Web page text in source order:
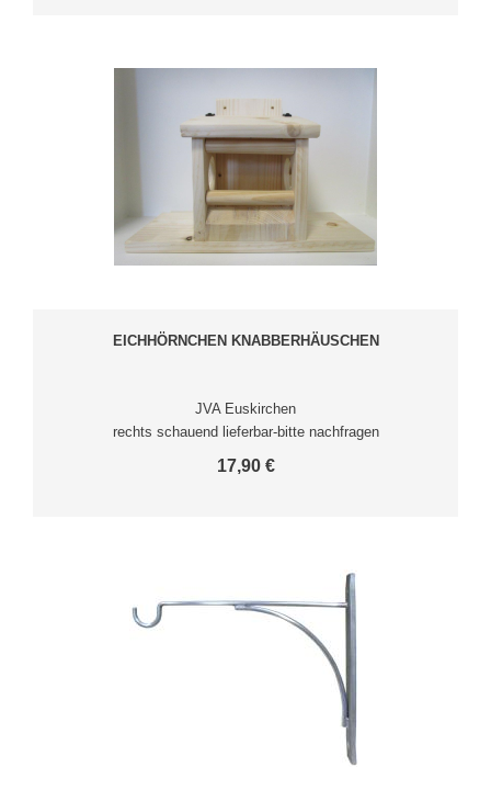
EICHHÖRNCHEN KNABBERHÄUSCHEN
JVA Euskirchen
rechts schauend lieferbar-bitte nachfragen
17,90 €